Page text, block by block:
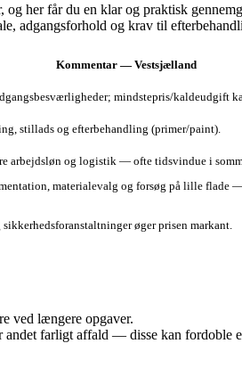
her får du en klar og praktisk
adgangsforhold og krav til
Kommentar — Vestsjælland
mindstepris/kaldeudgift
stillads og efterbehandling (primer/paint).
arbejdsløn og logistik — ofte tidsvindue i
materialevalg og forsøg på lille flade
øger prisen markant.
ved længere opgaver.
andet farligt affald — disse kan fordoble